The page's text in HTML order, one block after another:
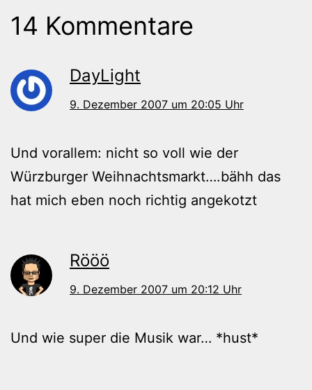
14 Kommentare
DayLight
9. Dezember 2007 um 20:05 Uhr
Und vorallem: nicht so voll wie der
Würzburger Weihnachtsmarkt….bähh das
hat mich eben noch richtig angekotzt
Rööö
9. Dezember 2007 um 20:12 Uhr
Und wie super die Musik war… *hust*